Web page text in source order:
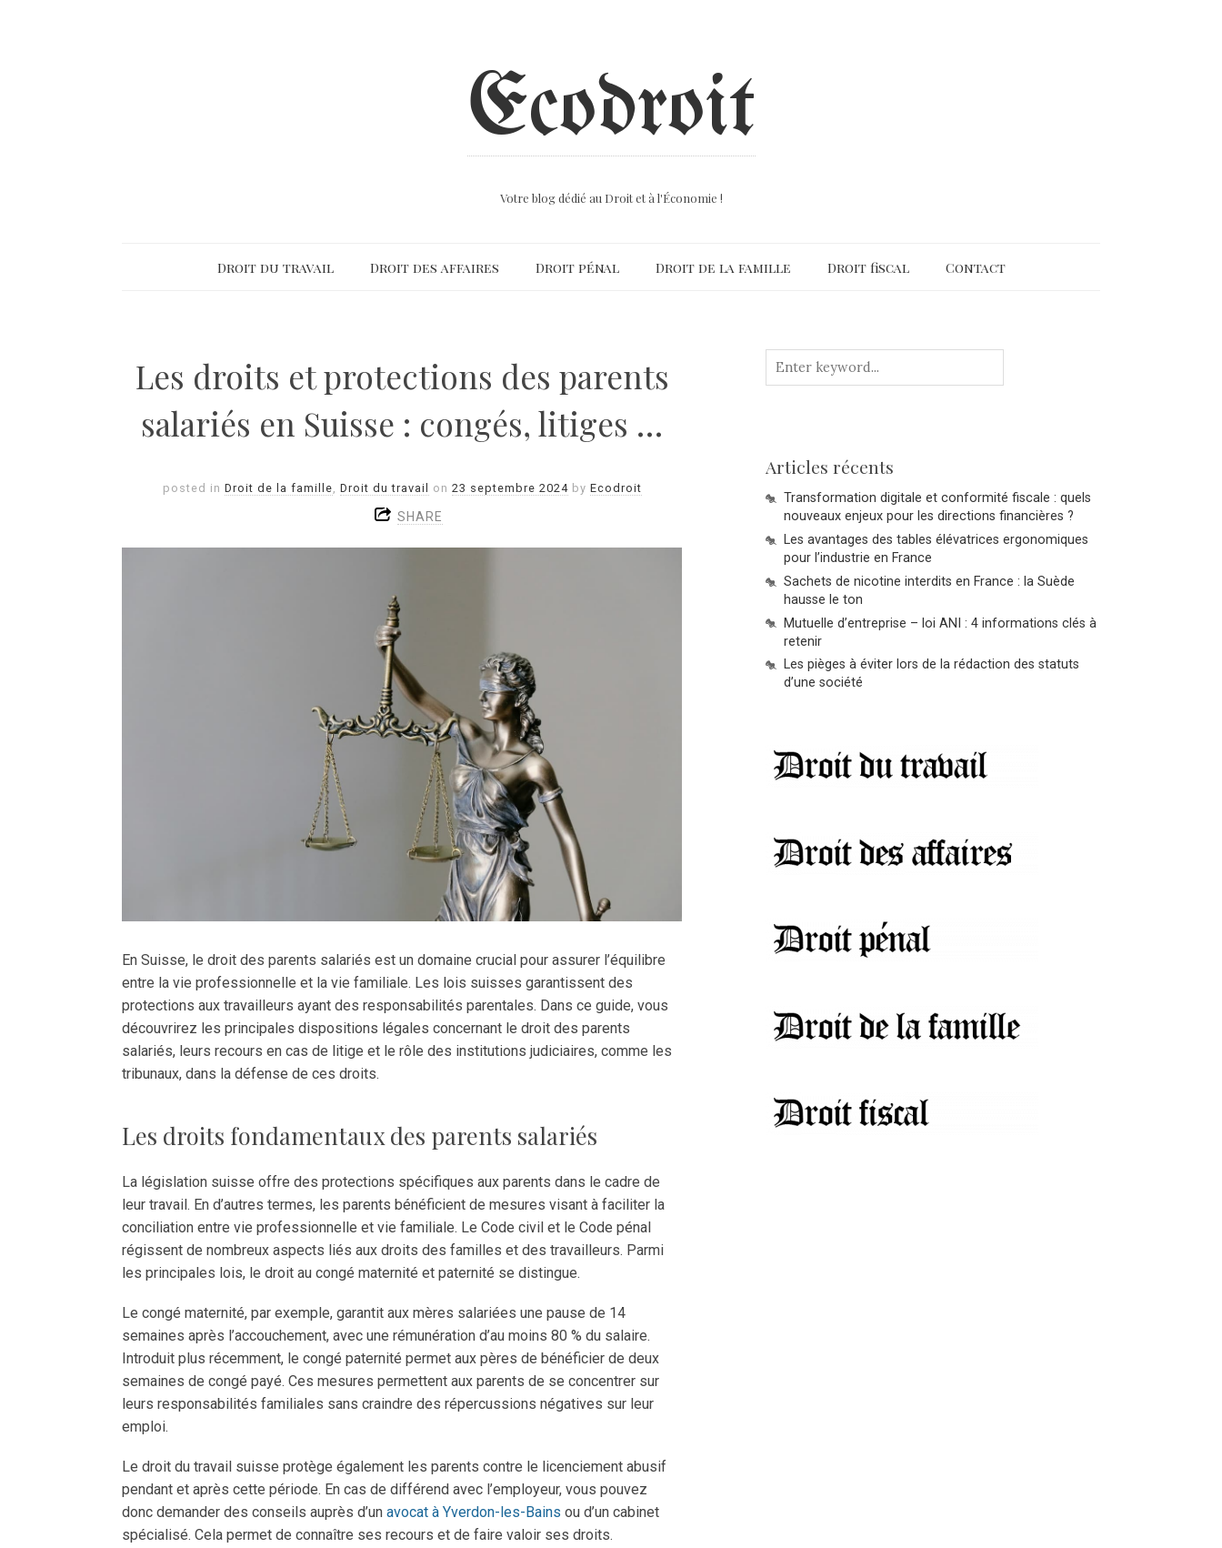
Ecodroit
Votre blog dédié au Droit et à l'Économie !
Droit du travail Droit des affaires Droit pénal Droit de la famille Droit fiscal Contact
Les droits et protections des parents
salariés en Suisse : congés, litiges …
posted in Droit de la famille Droit du travail on 23 septembre 2024 by Ecodroit
SHARE
En Suisse, le droit des parents salariés est un domaine crucial pour assurer l’équilibre
entre la vie professionnelle et la vie familiale. Les lois suisses garantissent des
protections aux travailleurs ayant des responsabilités parentales. Dans ce guide, vous
découvrirez les principales dispositions légales concernant le droit des parents
salariés, leurs recours en cas de litige et le rôle des institutions judiciaires, comme les
tribunaux, dans la défense de ces droits.
Les droits fondamentaux des parents salariés
La législation suisse offre des protections spécifiques aux parents dans le cadre de
leur travail. En d’autres termes, les parents bénéficient de mesures visant à faciliter la
conciliation entre vie professionnelle et vie familiale. Le Code civil et le Code pénal
régissent de nombreux aspects liés aux droits des familles et des travailleurs. Parmi
les principales lois, le droit au congé maternité et paternité se distingue.
Le congé maternité, par exemple, garantit aux mères salariées une pause de 14
semaines après l’accouchement, avec une rémunération d’au moins 80 % du salaire.
Introduit plus récemment, le congé paternité permet aux pères de bénéficier de deux
semaines de congé payé. Ces mesures permettent aux parents de se concentrer sur
leurs responsabilités familiales sans craindre des répercussions négatives sur leur
emploi.
Le droit du travail suisse protège également les parents contre le licenciement abusif
pendant et après cette période. En cas de différend avec l’employeur, vous pouvez
donc demander des conseils auprès d’unavocat à Yverdon-les-Bains ou d’un cabinet
spécialisé. Cela permet de connaître ses recours et de faire valoir ses droits.
Articles récents
Transformation digitale et conformité fiscale : quels
nouveaux enjeux pour les directions financières ?
Les avantages des tables élévatrices ergonomiques
pour l’industrie en France
Sachets de nicotine interdits en France : la Suède
hausse le ton
Mutuelle d’entreprise – loi ANI : 4 informations clés à
retenir
Les pièges à éviter lors de la rédaction des statuts
d’une société